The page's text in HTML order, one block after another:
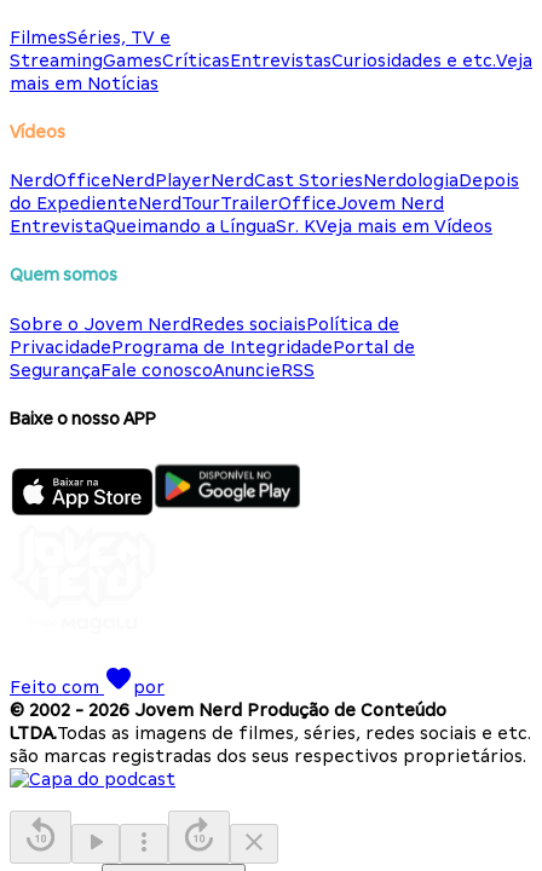
FilmesSéries, TV e
StreamingGamesCríticasEntrevistasCuriosidades e etc.Veja
mais em Notícias
Vídeos
NerdOfficeNerdPlayerNerdCast StoriesNerdologiaDepois
do ExpedienteNerdTourTrailerOfficeJovem Nerd
EntrevistaQueimando a LínguaSr. KVeja mais em Vídeos
Quem somos
Sobre o Jovem NerdRedes sociaisPolítica de
PrivacidadePrograma de IntegridadePortal de
SegurançaFale conoscoAnuncieRSS
Baixe o nosso APP
Feito com
por
© 2002 - 2026 Jovem Nerd Produção de Conteúdo
LTDA.Todas as imagens de filmes, séries, redes sociais e etc.
são marcas registradas dos seus respectivos proprietários.